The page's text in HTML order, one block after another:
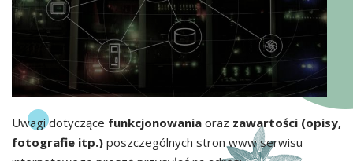
Uwagi dotyczące funkcjonowania oraz zawartości (opisy,
fotografie itp.) poszczególnych stron www serwisu